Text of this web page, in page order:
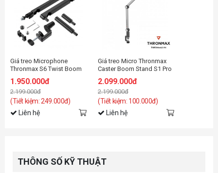
Giá treo Microphone
Thronmax S6 Twist Boom
1.950.000đ
2.199.000đ
(Tiết kiệm: 249.000đ)
Liên hệ
Giá treo Micro Thronmax
Caster Boom Stand S1 Pro
2.099.000đ
2.199.000đ
(Tiết kiệm: 100.000đ)
Liên hệ
THÔNG SỐ KỸ THUẬT